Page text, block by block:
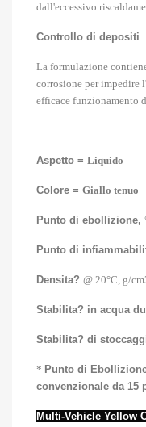
dall'eccessivo
Controllo di depositi
La formulazione
corrosione per impedire
efficace funzionamento
Aspetto = Liquido
Colore = Giallo tenuo
Punto di ebollizione,
Punto di
Densita? @ 20°C, g/
Stabilita? in acqua
Stabilita? di
* Punto di
convenzionale da 15
Multi-Vehicle Yellow